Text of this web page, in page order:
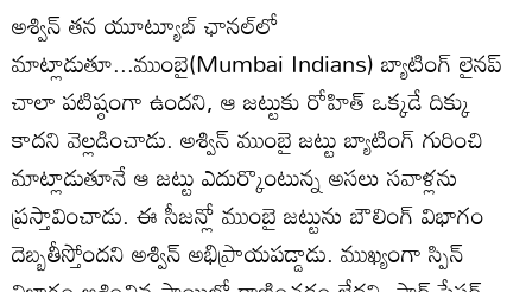
అశ్విన్ తన యూట్యూబ్ ఛానల్‌లో
మాట్లాడుతూ...ముంబై(Mumbai Indians) బ్యాటింగ్ లైనప్
చాలా పటిష్ఠంగా ఉందని, ఆ జట్టుకు రోహిత్ ఒక్కడే దిక్కు
కాదని వెల్లడించాడు. అశ్విన్ ముంబై జట్టు బ్యాటింగ్ గురించి
మాట్లాడుతూనే ఆ జట్టు ఎదుర్కొంటున్న అసలు సవాళ్లను
ప్రస్తావించాడు. ఈ సీజన్లో ముంబై జట్టును బౌలింగ్ విభాగం
దెబ్బతీస్తోందని అశ్విన్ అభిప్రాయపడ్డాడు. ముఖ్యంగా స్పిన్